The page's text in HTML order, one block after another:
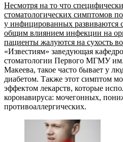
Несмотря на то что
стоматологических симптомов
у инфицированных развиваются
общим влиянием инфекции на
пациенты жалуются на сухость во
«Известиям» заведующая
стоматологии Первого МГМУ
Макеева, такое часто бывает у
диабетом. Также этот симптом
эффектом лекарств, которые
коронавируса: мочегонных,
противоаллергических.